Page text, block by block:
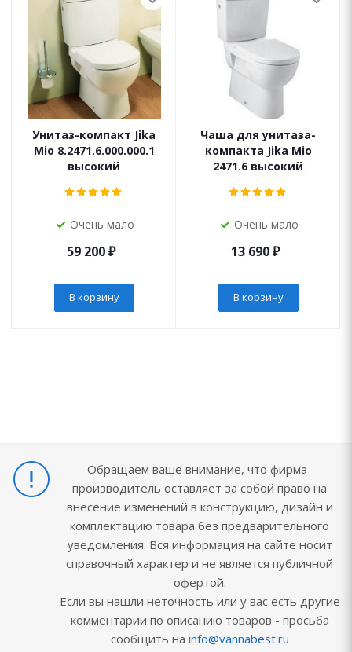
Унитаз-компакт Jika
Mio 8.2471.6.000.000.1
высокий
Очень мало
59 200₽
В корзину
Чаша для унитаза-
компакта Jika Mio
2471.6 высокий
Очень мало
13 690₽
В корзину
Обращаем ваше внимание, что фирма-
производитель оставляет за собой право на
внесение изменений в конструкцию, дизайн и
комплектацию товара без предварительного
уведомления. Вся информация на сайте носит
справочный характер и не является публичной
офертой.
Если вы нашли неточность или у вас есть другие
комментарии по описанию товаров - просьба
сообщить на info@vannabest.ru